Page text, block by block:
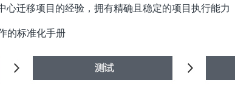
心迁移项目的经验，拥有精确且稳定的项目执行能力
的标准化手册